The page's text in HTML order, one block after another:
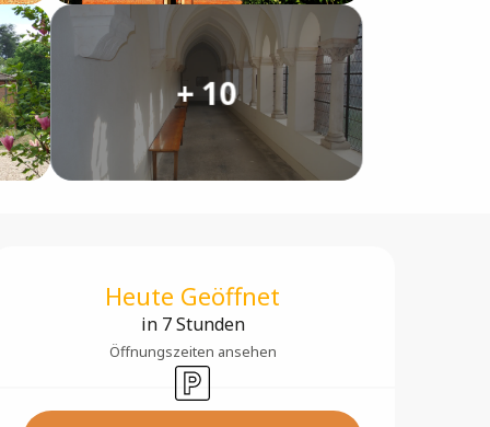
+ 10
Öffnungszeiten &
Heute Geöffnet
in 7 Stunden
Öffnungszeiten ansehen
Parkplatz